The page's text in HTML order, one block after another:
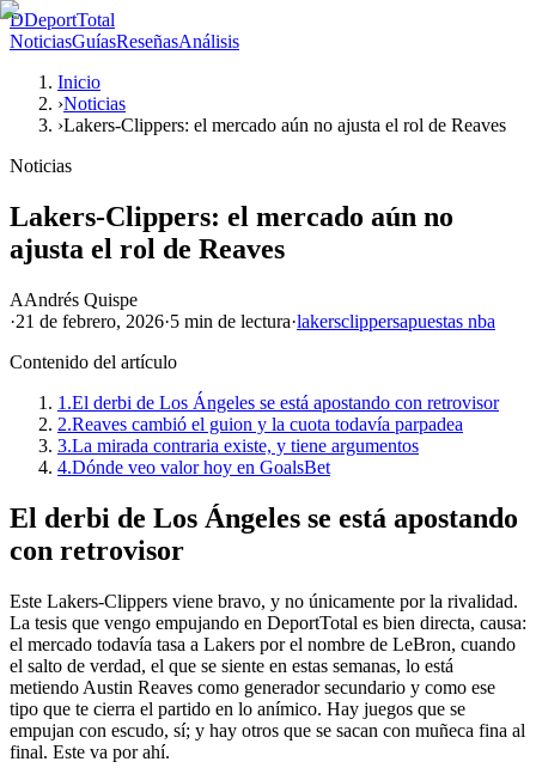
DDeportTotal
NoticiasGuíasReseñasAnálisis
Inicio
›Noticias
›Lakers-Clippers: el mercado aún no ajusta el rol de Reaves
Noticias
Lakers-Clippers: el mercado aún no
ajusta el rol de Reaves
AAndrés Quispe
·21 de febrero, 2026·5 min de lectura·lakersclippersapuestas nba
Contenido del artículo
1.El derbi de Los Ángeles se está apostando con retrovisor
2.Reaves cambió el guion y la cuota todavía parpadea
3.La mirada contraria existe, y tiene argumentos
4.Dónde veo valor hoy en GoalsBet
El derbi de Los Ángeles se está apostando
con retrovisor
Este Lakers-Clippers viene bravo, y no únicamente por la rivalidad.
La tesis que vengo empujando en DeportTotal es bien directa, causa:
el mercado todavía tasa a Lakers por el nombre de LeBron, cuando
el salto de verdad, el que se siente en estas semanas, lo está
metiendo Austin Reaves como generador secundario y como ese
tipo que te cierra el partido en lo anímico. Hay juegos que se
empujan con escudo, sí; y hay otros que se sacan con muñeca fina al
final. Este va por ahí.